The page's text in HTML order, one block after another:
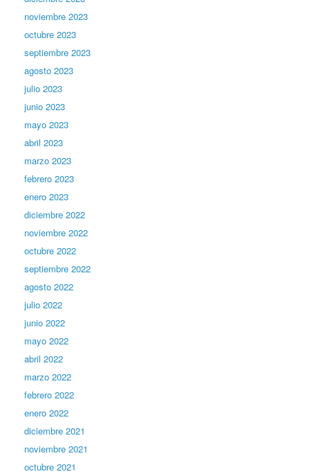
noviembre 2023
octubre 2023
septiembre 2023
agosto 2023
julio 2023
junio 2023
mayo 2023
abril 2023
marzo 2023
febrero 2023
enero 2023
diciembre 2022
noviembre 2022
octubre 2022
septiembre 2022
agosto 2022
julio 2022
junio 2022
mayo 2022
abril 2022
marzo 2022
febrero 2022
enero 2022
diciembre 2021
noviembre 2021
octubre 2021